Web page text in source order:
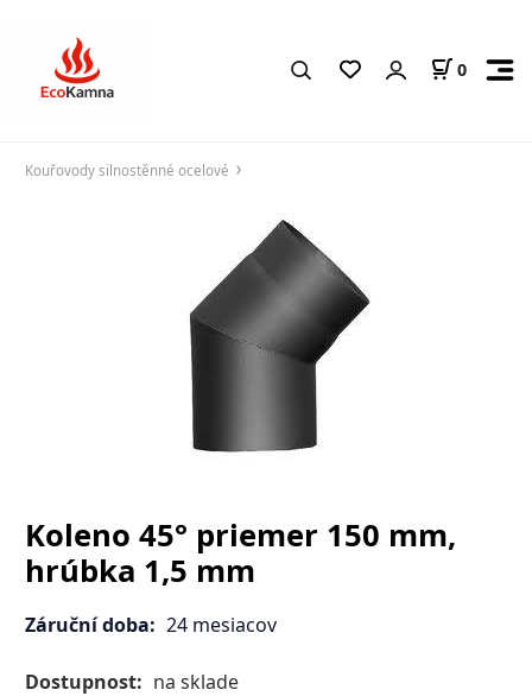
0
Kouřovody silnostěnné ocelové
Koleno 45° priemer 150 mm,
hrúbka 1,5 mm
Záruční doba: 24 mesiacov
Dostupnost: na sklade